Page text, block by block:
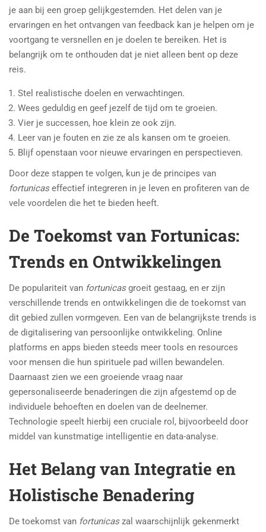
je aan bij een groep gelijkgestemden. Het delen van je
ervaringen en het ontvangen van feedback kan je helpen om je
voortgang te versnellen en je doelen te bereiken. Het is
belangrijk om te onthouden dat je niet alleen bent op deze
reis.
Stel realistische doelen en verwachtingen.
Wees geduldig en geef jezelf de tijd om te groeien.
Vier je successen, hoe klein ze ook zijn.
Leer van je fouten en zie ze als kansen om te groeien.
Blijf openstaan voor nieuwe ervaringen en perspectieven.
Door deze stappen te volgen, kun je de principes van
fortunicaseffectief integreren in je leven en profiteren van de
vele voordelen die het te bieden heeft.
De Toekomst van Fortunicas:
Trends en Ontwikkelingen
De populariteit van fortunicasgroeit gestaag, en er zijn
verschillende trends en ontwikkelingen die de toekomst van
dit gebied zullen vormgeven. Een van de belangrijkste trends is
de digitalisering van persoonlijke ontwikkeling. Online
platforms en apps bieden steeds meer tools en resources
voor mensen die hun spirituele pad willen bewandelen.
Daarnaast zien we een groeiende vraag naar
gepersonaliseerde benaderingen die zijn afgestemd op de
individuele behoeften en doelen van de deelnemer.
Technologie speelt hierbij een cruciale rol, bijvoorbeeld door
middel van kunstmatige intelligentie en data-analyse.
Het Belang van Integratie en
Holistische Benadering
De toekomst van fortunicaszal waarschijnlijk gekenmerkt